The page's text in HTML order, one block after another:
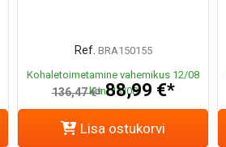
Ref. BRA150155
Kohaletoimetamine vahemikus 12/08
kuni 13/08
136,47 €* 88,99 €*
Lisa ostukorvi